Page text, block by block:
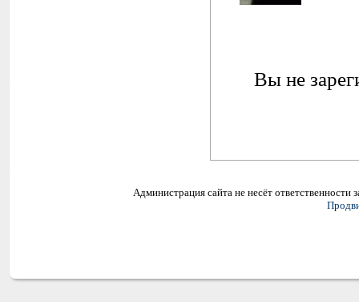
Вы не
Администрация сайта не несёт ответственности